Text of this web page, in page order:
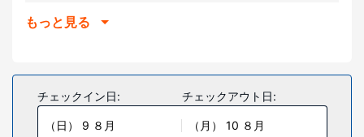
で 2.1 km、インランドホスピタルまで 3.7 km です。
全部で 34 室ある客室には電子レンジ、スマートテレビがあ
ります。WiFi (無料)をお使いいただけるほか、ケーブルの番
組をご覧いただけます。デスク、コーヒー / ティーメーカー
をご利用いただけ、ハウスキーピング サービスは、毎日行わ
もっと見る
チェックイン日:
（日） 9 ８月
チェックアウト日:
（月） 10 ８月